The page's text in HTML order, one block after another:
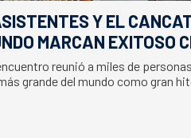
Y EL
MARCAN EXITOSO
SALMÓNreunió a miles de
grande del mundo como gran